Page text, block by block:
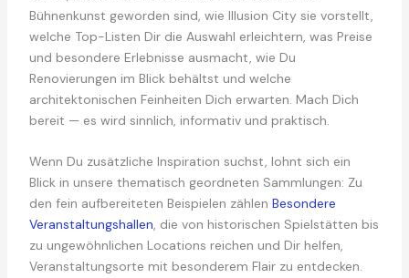
Bühnenkunst geworden sind, wie Illusion City sie vorstellt,
welche Top-Listen Dir die Auswahl erleichtern, was Preise
und besondere Erlebnisse ausmacht, wie Du
Renovierungen im Blick behältst und welche
architektonischen Feinheiten Dich erwarten. Mach Dich
bereit — es wird sinnlich, informativ und praktisch.
Wenn Du zusätzliche Inspiration suchst, lohnt sich ein
Blick in unsere thematisch geordneten Sammlungen: Zu
den fein aufbereiteten Beispielen zählen Besondere
Veranstaltungshallen, die von historischen Spielstätten bis
zu ungewöhnlichen Locations reichen und Dir helfen,
Veranstaltungsorte mit besonderem Flair zu entdecken.